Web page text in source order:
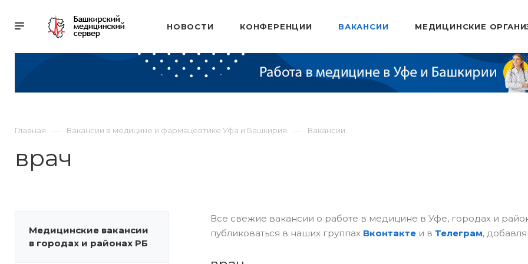
НОВОСТИ КОНФЕРЕНЦИИ ВАКАНСИИ МЕДИЦИНСКИЕ
Главная Вакансии в медицине и фармацевтике Уфа и Башкирия Вакансии
врач
Медицинские вакансии
в городах и районах РБ
Все свежие вакансии о работе в медицине в Уфе, городах и
публиковаться в наших группах Вконтактеи в Телеграм,